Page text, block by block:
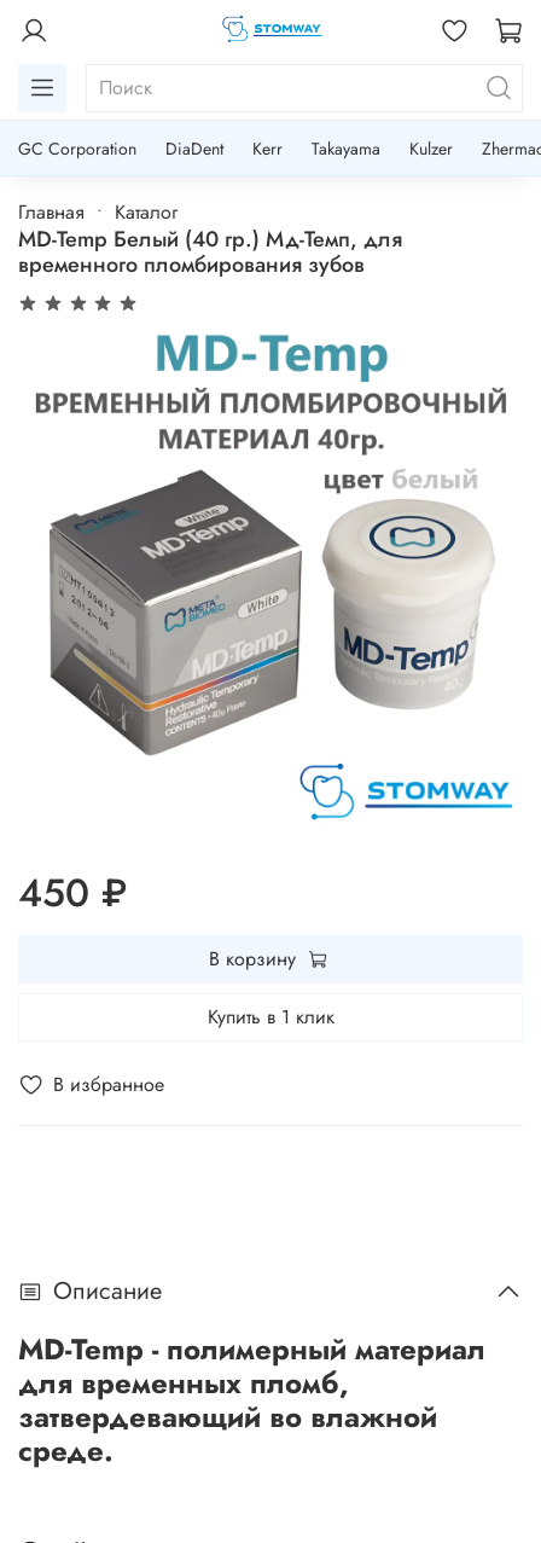
GC Corporation DiaDent Kerr Takayama Kulzer
Главная Каталог
MD-Temp Белый (40 гр.) Мд-Темп, для
временного пломбирования зубов
В избранное
450 ₽
В корзину
Купить в 1 клик
Описание
MD-Temp - полимерный материал
для временных пломб,
затвердевающий во влажной
среде.